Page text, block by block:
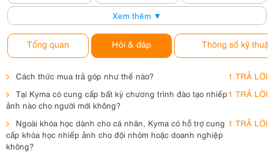
Xem thêm ▼
Tổng quan Hỏi & đáp Thông số kỹ thuật
Cách thức mua trả góp như thế nào?
1 TRẢ LỜI
Tại Kyma có cung cấp bất kỳ chương trình đào tạo nhiếp
ảnh nào cho người mới không?
1 TRẢ LỜI
Ngoài khóa học dành cho cá nhân, Kyma có hỗ trợ cung
cấp khóa học nhiếp ảnh cho đội nhóm hoặc doanh nghiệp
không?
1 TRẢ LỜI